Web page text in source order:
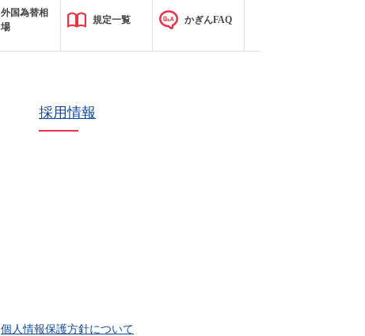
外国為替相
場
規定一覧 かぎんFAQ
採用情報
個人情報保護方針について